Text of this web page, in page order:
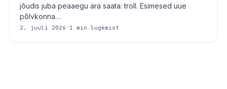
jõudis juba peaaegu ära saata: troll. Esimesed uue
põlvkonna…
2. juuli 2026 · 1 min lugemist